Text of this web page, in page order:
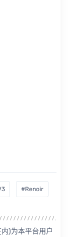
#Renoir
)为本平台用户